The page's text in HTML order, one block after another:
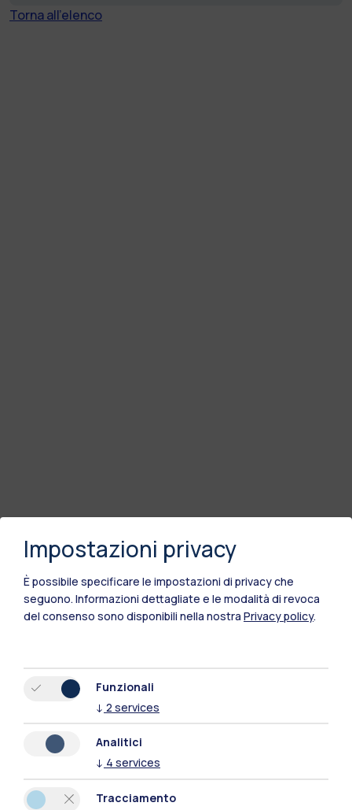
Torna all'elenco
Impostazioni privacy
È possibile specificare le impostazioni di privacy che
seguono. Informazioni dettagliate e le modalità di revoca
del consenso sono disponibili nella nostra Privacy policy.
Funzionali
↓ 2 services
Analitici
↓ 4 services
Tracciamento